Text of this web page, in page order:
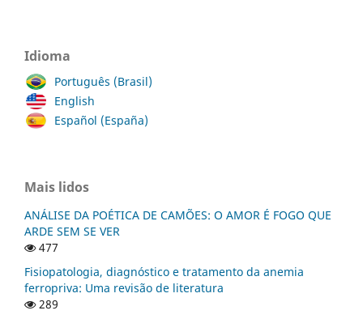
Idioma
Português (Brasil)
English
Español (España)
Mais lidos
ANÁLISE DA POÉTICA DE CAMÕES: O AMOR É FOGO QUE
ARDE SEM SE VER
477
Fisiopatologia, diagnóstico e tratamento da anemia
ferropriva: Uma revisão de literatura
289